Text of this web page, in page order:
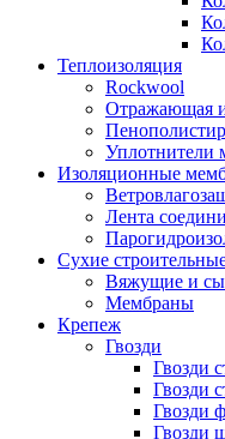
Теплоизоляция
Rockwool
Отражающая
Уплотнители
Изоляционные
Лента
Сухие
Вяжущие и
Мембраны
Крепеж
Гвозди
Гвозди
Гвозди
Гвозди
Гвозди